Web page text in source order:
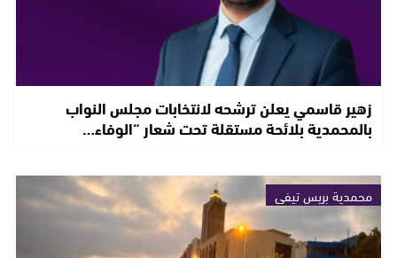
زهير قاسمي يعلن ترشحه لانتخابات مجلس النواب
بالمحمدية بلائحة مستقلة تحت شعار “الوفاء…
محمدية بريس تيفي